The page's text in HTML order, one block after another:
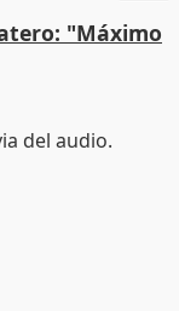
"Máximo